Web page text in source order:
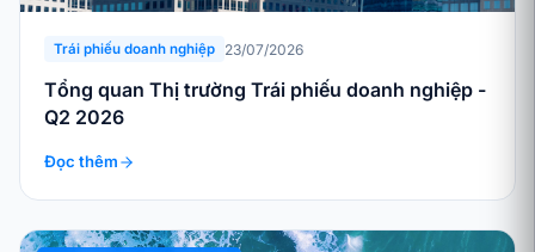
Trái phiếu doanh nghiệp 23/07/2026
Tổng quan Thị trường Trái phiếu doanh nghiệp -
Q2 2026
Đọc thêm